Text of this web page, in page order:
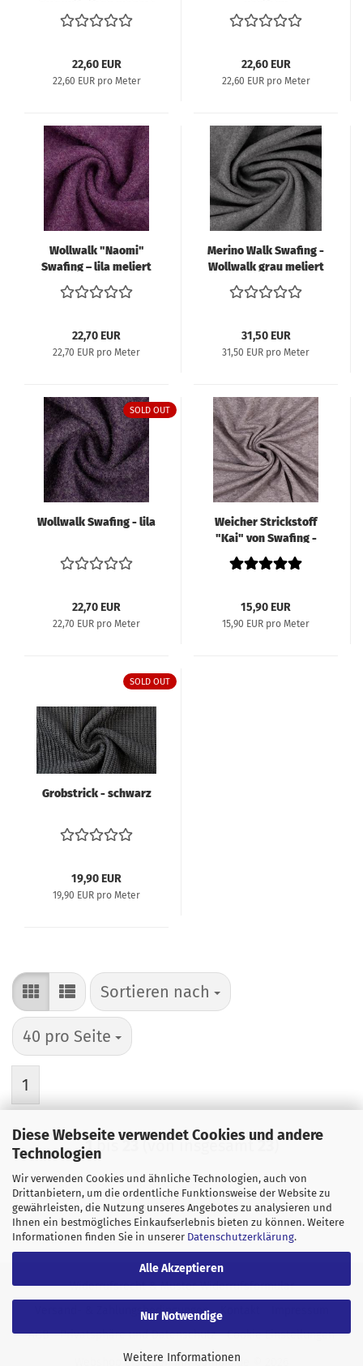
Diese Webseite verwendet Cookies und andere
Technologien
Wir verwenden Cookies und ähnliche Technologien, auch von
Drittanbietern, um die ordentliche Funktionsweise der Website zu
gewährleisten, die Nutzung unseres Angebotes zu analysieren und
Ihnen ein bestmögliches Einkaufserlebnis bieten zu können. Weitere
Informationen finden Sie in unserer Datenschutzerklärung.
Alle Akzeptieren
Nur Notwendige
Weitere Informationen
22,60 EUR
22,60 EUR pro Meter
22,60 EUR
22,60 EUR pro Meter
Wollwalk "Naomi"
Swafing – lila meliert
22,70 EUR
22,70 EUR pro Meter
Merino Walk Swafing -
Wollwalk grau meliert
31,50 EUR
31,50 EUR pro Meter
SOLD OUT
Wollwalk Swafing - lila
22,70 EUR
22,70 EUR pro Meter
Weicher Strickstoff
"Kai" von Swafing -
grau
15,90 EUR
15,90 EUR pro Meter
SOLD OUT
Grobstrick - schwarz
19,90 EUR
19,90 EUR pro Meter
Sortieren nach
Sortieren nach
40 pro Seite
pro Seite
1
1bis23(von insgesamt23 )
Widerrufsrecht & Muster-Widerrufsformular
Versand- & Zahlungsbedingungen
Kontakt
AGB
Privatsphäre und Datenschutz
Cookie Einstellungen
Webshop erstellenmit Gambio.de © 2026